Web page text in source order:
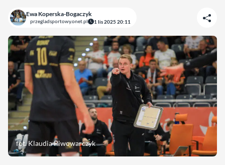
Ewa Koperska-Bogaczyk
przegladsportowy.onet.pl 1 lis 2025 20:11
fot. Klaudia Piwowarczyk